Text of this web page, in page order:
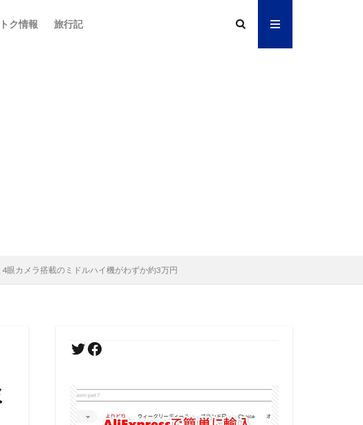
ク情報 旅行記
眼カメラ搭載のミドルハイ機がわずか約3万円